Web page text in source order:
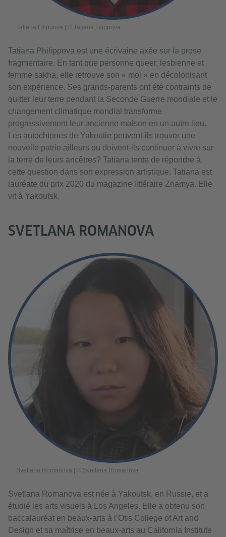
Tatiana Filippova | © Tatiana Filippova
Tatiana Philippova est une écrivaine axée sur la prose
fragmentaire. En tant que personne queer, lesbienne et
femme sakha, elle retrouve son « moi » en décolonisant
son expérience. Ses grands-parents ont été contraints de
quitter leur terre pendant la Seconde Guerre mondiale et le
changement climatique mondial transforme
progressivement leur ancienne maison en un autre lieu.
Les autochtones de Yakoutie peuvent-ils trouver une
nouvelle patrie ailleurs ou doivent-ils continuer à vivre sur
la terre de leurs ancêtres? Tatiana tente de répondre à
cette question dans son expression artistique. Tatiana est
lauréate du prix 2020 du magazine littéraire Znamya. Elle
vit à Yakoutsk.
SVETLANA ROMANOVA
Svetlana Romanova | © Svetlana Romanova
Svetlana Romanova est née à Yakoutsk, en Russie, et a
étudié les arts visuels à Los Angeles. Elle a obtenu son
baccalauréat en beaux-arts à l’Otis College of Art and
Design et sa maîtrise en beaux-arts au California Institute